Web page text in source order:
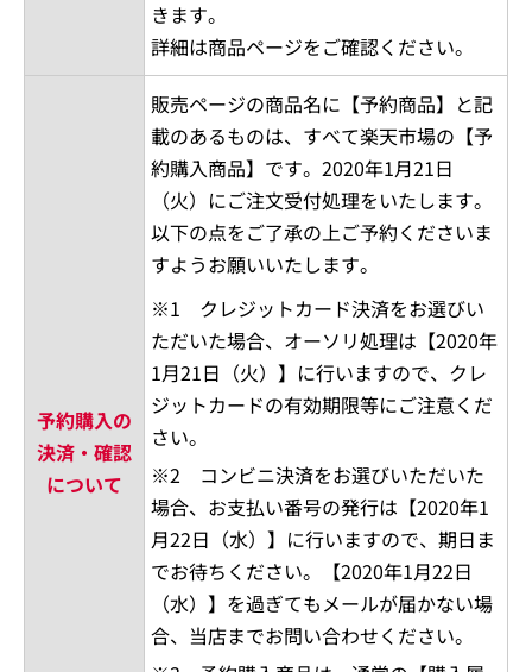
きます。
詳細は商品ページをご確認ください。
予約購入の
決済・確認
について
販売ページの商品名に【予約商品】と記
載のあるものは、すべて楽天市場の【予
約購入商品】です。2020年1月21日
（火）にご注文受付処理をいたします。
以下の点をご了承の上ご予約くださいま
すようお願いいたします。
※1 クレジットカード決済をお選びい
ただいた場合、オーソリ処理は【2020年
1月21日（火）】に行いますので、クレ
ジットカードの有効期限等にご注意くだ
さい。
※2 コンビニ決済をお選びいただいた
場合、お支払い番号の発行は【2020年1
月22日（水）】に行いますので、期日ま
でお待ちください。【2020年1月22日
（水）】を過ぎてもメールが届かない場
合、当店までお問い合わせください。